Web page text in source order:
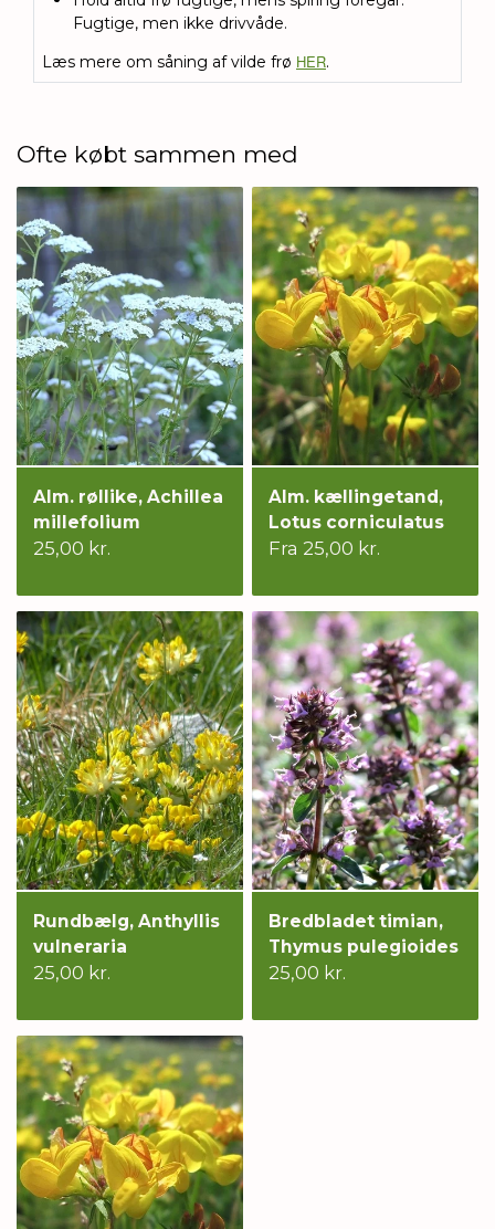
Fugtige, men ikke drivvåde.
Læs mere om såning af vilde frø HER.
Ofte købt sammen med
Alm. røllike, Achillea
millefolium
25,00 kr.
Alm. kællingetand,
Lotus corniculatus
Fra 25,00 kr.
Rundbælg, Anthyllis
vulneraria
25,00 kr.
Bredbladet timian,
Thymus pulegioides
25,00 kr.